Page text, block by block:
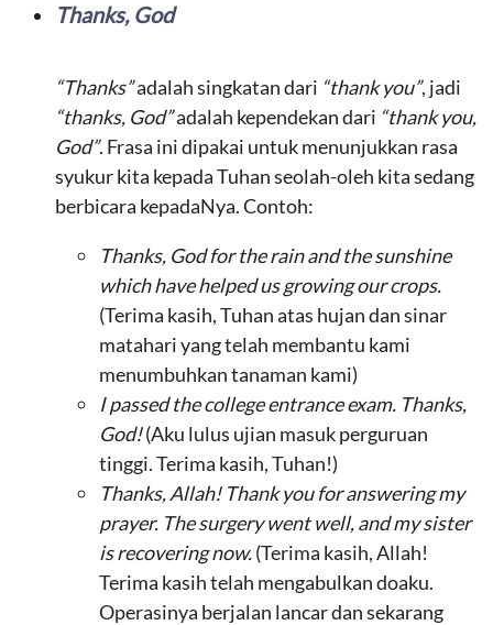
Thanks, God
“Thanks”adalah singkatan dari “thank you”, jadi
“thanks, God”adalah kependekan dari “thank you,
God”. Frasa ini dipakai untuk menunjukkan rasa
syukur kita kepada Tuhan seolah-oleh kita sedang
berbicara kepadaNya. Contoh:
Thanks, God for the rain and the sunshine
which have helped us growing our crops.
(Terima kasih, Tuhan atas hujan dan sinar
matahari yang telah membantu kami
menumbuhkan tanaman kami)
I passed the college entrance exam. Thanks,
God!(Aku lulus ujian masuk perguruan
tinggi. Terima kasih, Tuhan!)
Thanks, Allah! Thank you for answering my
prayer. The surgery went well, and my sister
is recovering now.(Terima kasih, Allah!
Terima kasih telah mengabulkan doaku.
Operasinya berjalan lancar dan sekarang